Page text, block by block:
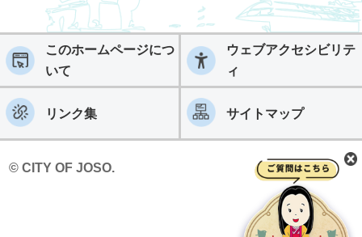
このホームページにつ
いて
ウェブアクセシビリテ
ィ
リンク集 サイトマップ
© CITY OF JOSO.